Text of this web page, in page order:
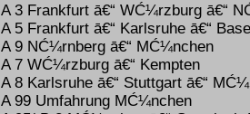
A 3 Frankfurt ā€“ WĆ¼rzburg ā€“
A 5 Frankfurt ā€“ Karlsruhe ā€“
A 9 NĆ¼rnberg ā€“ MĆ¼nchen
A 7 WĆ¼rzburg ā€“ Kempten
A 8 Karlsruhe ā€“ Stuttgart ā€“
A 99 Umfahrung MĆ¼nchen